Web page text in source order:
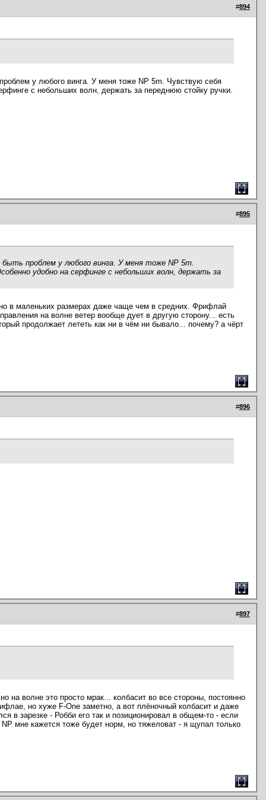
#894
у любого винга. У меня тоже NP 5m. Чувствую себя
с небольших волн, держать за переднюю стойку ручки.
#895
проблем у любого винга. У меня тоже NP 5m.
удобно на серфинге с небольших волн, держать за
в маленьких размерах даже чаще чем в средних. Фрифлай
на волне ветер вообще дует в другую сторону... есть
продолжает лететь как ни в чём ни бывало... почему? а чёрт
#896
#897
на волне это просто мрак... колбасит во все стороны, постоянно
но хуже F-One заметно, а вот плёночный колбасит и даже
в зарезке - Робби его так и позиционировал в общем-то - если
мне кажется тоже будет норм, но тяжеловат - я щупал только